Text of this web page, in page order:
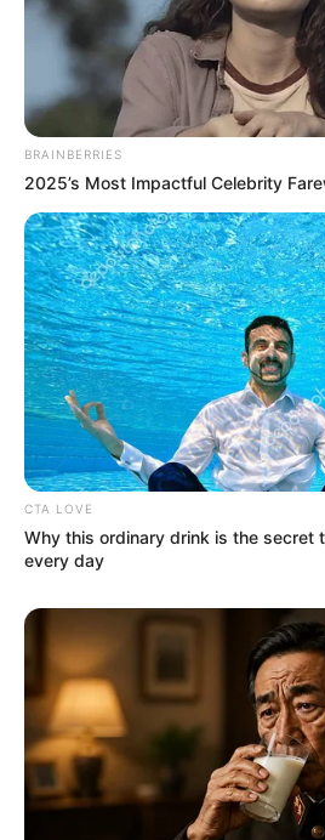
Serem! 9 Chat Ojek Online
Pelanggan Ini Bikin Auto
BRAINBERRIES
2025’s Most Impactful Celebrity
CTA LOVE
Why this ordinary drink is the secret
every day